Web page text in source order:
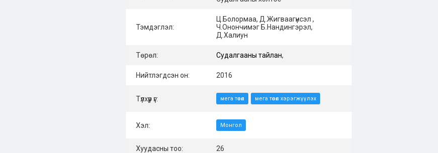
Тэмдэглэл:
Ц.Болормаа, Д.Жигваагүнсэл ,
Ч.Онончимэг Б.Нандингэрэл,
Д.Халиун
Төрөл: Судалгааны тайлан,
Нийтлэгдсэн он: 2016
Түлхүүр үг: мега төсөл мега төсөл хэрэгжүүлэх
Хэл: Монгол
Хуудасны тоо: 26